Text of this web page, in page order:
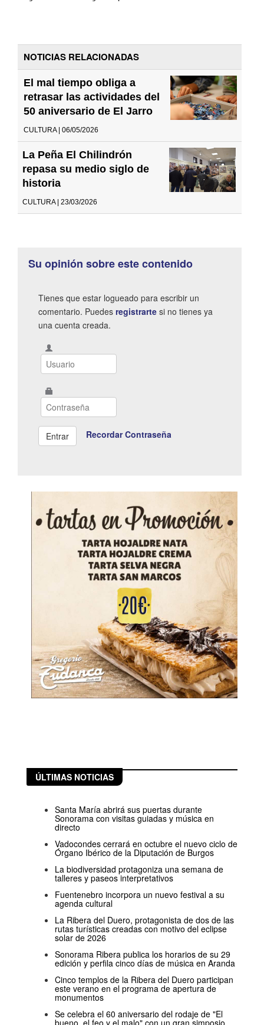
NOTICIAS RELACIONADAS
El mal tiempo obliga a
retrasar las actividades del
50 aniversario de El Jarro
CULTURA | 06/05/2026
La Peña El Chilindrón
repasa su medio siglo de
historia
CULTURA | 23/03/2026
Su opinión sobre este contenido
Tienes que estar logueado para escribir un
comentario. Puedes registrarte si no tienes ya
una cuenta creada.
Recordar Contraseña
ÚLTIMAS NOTICIAS
Santa María abrirá sus puertas durante
Sonorama con visitas guiadas y música en
directo
Vadocondes cerrará en octubre el nuevo ciclo de
Órgano Ibérico de la Diputación de Burgos
La biodiversidad protagoniza una semana de
talleres y paseos interpretativos
Fuentenebro incorpora un nuevo festival a su
agenda cultural
La Ribera del Duero, protagonista de dos de las
rutas turísticas creadas con motivo del eclipse
solar de 2026
Sonorama Ribera publica los horarios de su 29
edición y perfila cinco días de música en Aranda
Cinco templos de la Ribera del Duero participan
este verano en el programa de apertura de
monumentos
Se celebra el 60 aniversario del rodaje de "El
bueno, el feo y el malo" con un gran simposio